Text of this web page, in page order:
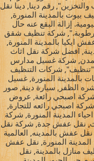
رقم دينا, دينا نقل
بيوت بالمدينة المنورة,
إزالة البقع عنه حال
شركة تنظيف شقق
ايكيا بالمدينة المنورة,
افضل شركة نقل اثاث
شركة غسيل مدارس
"تنظيف", شركات التنظيف
بالمدينة المنورة, غسيل
الظفر, سيارة دينة, صور
اصبحي رائعة, عروض
والو, دينا نقل, شركة اصبحي رائعه للتجارة,
المدينة المنورة, شركة
نقل عفش جدة, شركة نقل
عفش بالمدينه, العالمية
المدينة المنورة, نقل عفش
منازل بالمدينة, نقل